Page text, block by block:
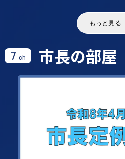
もっと見る
7 ch 市長の部屋